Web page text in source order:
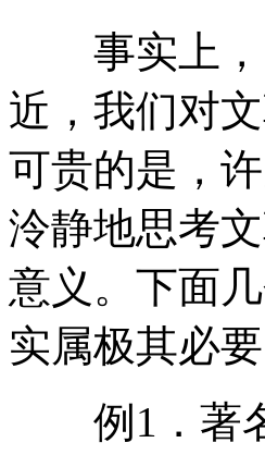
事实上，
近，我们对
可贵的是，
泠静地思考
意义。下面
实属极其必要
例1．著名